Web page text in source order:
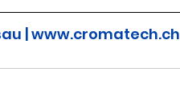
| www.cromatech.ch